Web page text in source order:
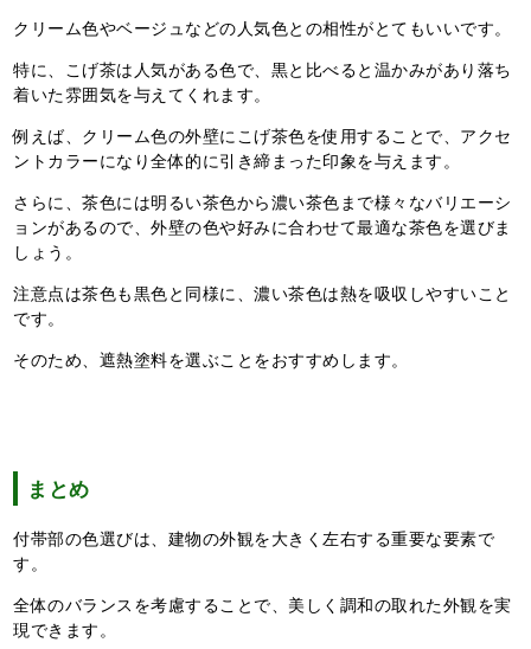
クリーム色やベージュなどの人気色との相性がとてもいいです。
特に、こげ茶は人気がある色で、黒と比べると温かみがあり落ち
着いた雰囲気を与えてくれます。
例えば、クリーム色の外壁にこげ茶色を使用することで、アクセ
ントカラーになり全体的に引き締まった印象を与えます。
さらに、茶色には明るい茶色から濃い茶色まで様々なバリエーシ
ョンがあるので、外壁の色や好みに合わせて最適な茶色を選びま
しょう。
注意点は茶色も黒色と同様に、濃い茶色は熱を吸収しやすいこと
です。
そのため、遮熱塗料を選ぶことをおすすめします。
まとめ
付帯部の色選びは、建物の外観を大きく左右する重要な要素で
す。
全体のバランスを考慮することで、美しく調和の取れた外観を実
現できます。